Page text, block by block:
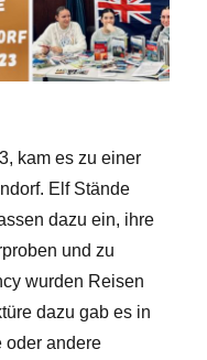
kam es zu einer
Elf Stände
dazu ein, ihre
und zu
wurden Reisen
dazu gab es in
oder andere